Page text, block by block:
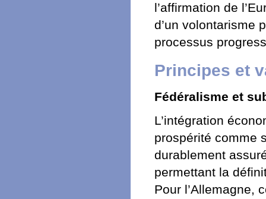
l’affirmation de
d’un volontarisme
processus
Principes et
Fédéralisme et
L’intégration
prospérité comme
durablement
permettant la
Pour l’Allemagne,